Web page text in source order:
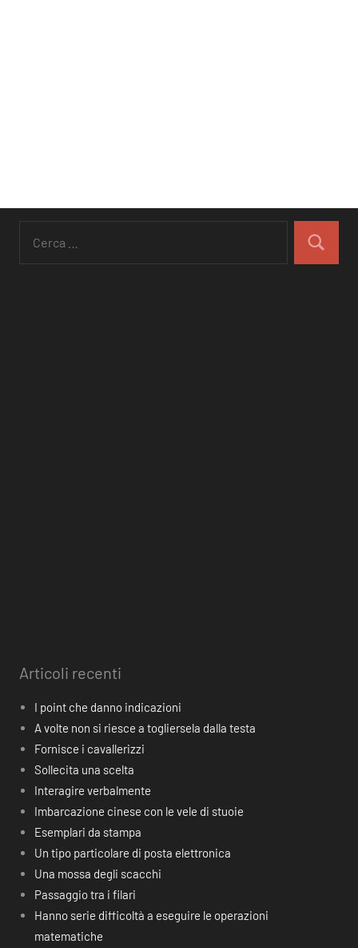
Articoli recenti
I point che danno indicazioni
A volte non si riesce a togliersela dalla testa
Fornisce i cavallerizzi
Sollecita una scelta
Interagire verbalmente
Imbarcazione cinese con le vele di stuoie
Esemplari da stampa
Un tipo particolare di posta elettronica
Una mossa degli scacchi
Passaggio tra i filari
Hanno serie difficoltà a eseguire le operazioni
matematiche